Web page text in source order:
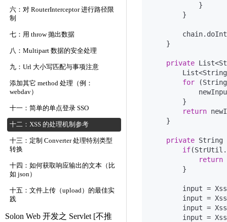
六：对 RouterInterceptor 进行路径限
制
七：用 throw 抛出数据
八：Multipart 数据的安全处理
九：Url 大小写匹配与事项注意
添加其它 method 处理（例：
webdav）
十一：简单的单点登录 SSO
十二：XSS 的处理机制参考
十三：定制 Converter 处理特别类型
转换
十四：如何获取响应输出的文本（比
如 json）
十五：文件上传（upload）的最佳实
践
Solon Web 开发之 Servlet [不推
            }
        }
    }
private
for
        }
return
    }
private String
if
return
        }
input =
input =
input =
input =